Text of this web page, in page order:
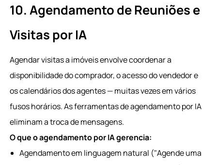
10. Agendamento de Reuniões e
Visitas por IA
Agendar visitas a imóveis envolve coordenar a
disponibilidade do comprador, o acesso do vendedor e
os calendários dos agentes — muitas vezes em vários
fusos horários. As ferramentas de agendamento por IA
eliminam a troca de mensagens.
O que o agendamento por IA gerencia:
Agendamento em linguagem natural ("Agende uma